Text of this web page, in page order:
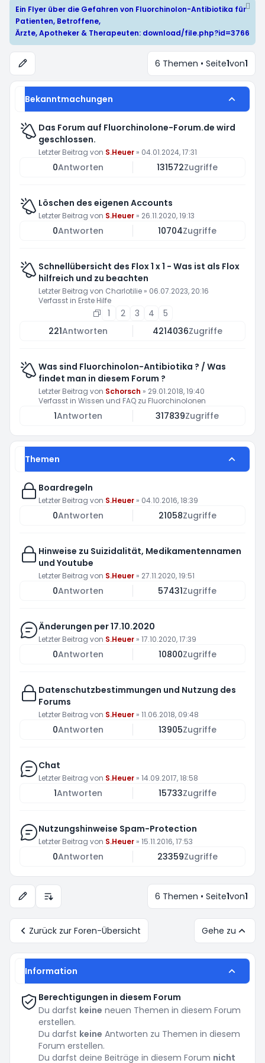
Ein Flyer über die Gefahren von Fluorchinolon-Antibiotika für
Patienten, Betroffene,
Ärzte, Apotheker & Therapeuten: download/file.php?id=3766
6 Themen • Seite1von1
Bekanntmachungen
Das Forum auf Fluorchinolone-Forum.de wird
geschlossen.
Letzter Beitrag von S.Heuer » 04.01.2024, 17:31
0Antworten 131572Zugriffe
Löschen des eigenen Accounts
Letzter Beitrag von S.Heuer » 26.11.2020, 19:13
0Antworten 10704Zugriffe
Schnellübersicht des Flox 1 x 1 - Was ist als Flox
hilfreich und zu beachten
Letzter Beitrag von Charlotilie » 06.07.2023, 20:16
Verfasst in Erste Hilfe
1 2 3 4
5
221Antworten 4214036Zugriffe
Was sind Fluorchinolon-Antibiotika ? / Was
findet man in diesem Forum ?
Letzter Beitrag von Schorsch » 29.01.2018, 19:40
Verfasst in Wissen und FAQ zu Fluorchinolonen
1Antworten 317839Zugriffe
Themen
Boardregeln
Letzter Beitrag von S.Heuer » 04.10.2016, 18:39
0Antworten 21058Zugriffe
Hinweise zu Suizidalität, Medikamentennamen
und Youtube
Letzter Beitrag von S.Heuer » 27.11.2020, 19:51
0Antworten 57431Zugriffe
Änderungen per 17.10.2020
Letzter Beitrag von S.Heuer » 17.10.2020, 17:39
0Antworten 10800Zugriffe
Datenschutzbestimmungen und Nutzung des
Forums
Letzter Beitrag von S.Heuer » 11.06.2018, 09:48
0Antworten 13905Zugriffe
Chat
Letzter Beitrag von S.Heuer » 14.09.2017, 18:58
1Antworten 15733Zugriffe
Nutzungshinweise Spam-Protection
Letzter Beitrag von S.Heuer » 15.11.2016, 17:53
0Antworten 23359Zugriffe
Anzeige- und Sortierungs-Einstellungen
6 Themen • Seite1von1
Zurück zur Foren-Übersicht Gehe zu
Information
Berechtigungen in diesem Forum
Du darfst keine neuen Themen in diesem Forum
erstellen.
Du darfst keine Antworten zu Themen in diesem
Forum erstellen.
Du darfst deine Beiträge in diesem Forum nicht